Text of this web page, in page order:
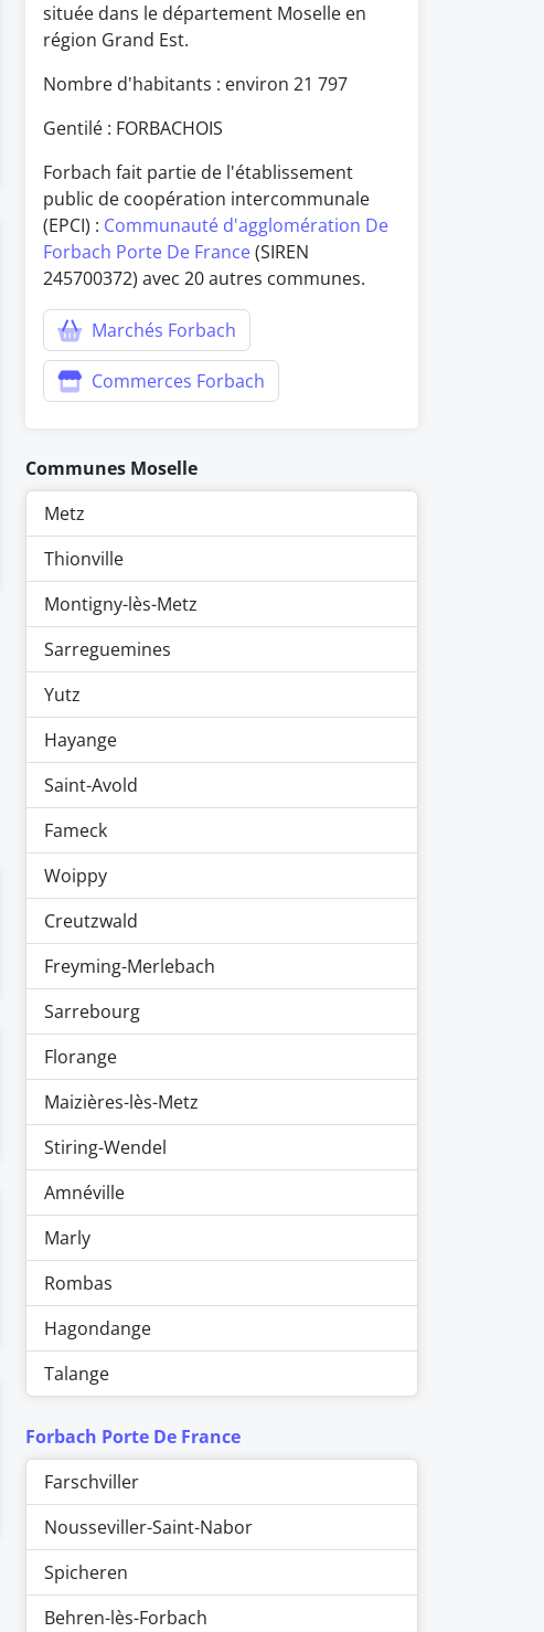
située dans le département Moselle en
région Grand Est.
Nombre d'habitants : environ 21 797
Gentilé : FORBACHOIS
Forbach fait partie de l'établissement
public de coopération intercommunale
(EPCI) : Communauté d'agglomération De
Forbach Porte De France(SIREN
245700372) avec 20 autres communes.
Marchés Forbach
Commerces Forbach
Communes Moselle
Metz
Thionville
Montigny-lès-Metz
Sarreguemines
Yutz
Hayange
Saint-Avold
Fameck
Woippy
Creutzwald
Freyming-Merlebach
Sarrebourg
Florange
Maizières-lès-Metz
Stiring-Wendel
Amnéville
Marly
Rombas
Hagondange
Talange
Forbach Porte De France
Farschviller
Nousseviller-Saint-Nabor
Spicheren
Behren-lès-Forbach